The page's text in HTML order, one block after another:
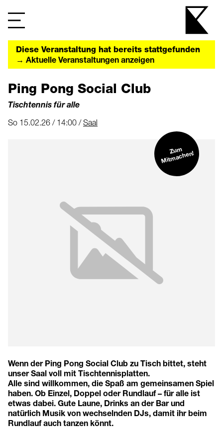
Diese Veranstaltung hat bereits stattgefunden
→ Aktuelle Veranstaltungen anzeigen
Ping Pong Social Club
Tischtennis für alle
So 15.02.26 / 14:00 /Saal
Zu
m
Mit
machen!
Wenn der Ping Pong Social Club zu Tisch bittet, steht
unser Saal voll mit Tischtennisplatten.
Alle sind willkommen, die Spaß am gemeinsamen Spiel
haben. Ob Einzel, Doppel oder Rundlauf – für alle ist
etwas dabei. Gute Laune, Drinks an der Bar und
natürlich Musik von wechselnden DJs, damit ihr beim
Rundlauf auch tanzen könnt.